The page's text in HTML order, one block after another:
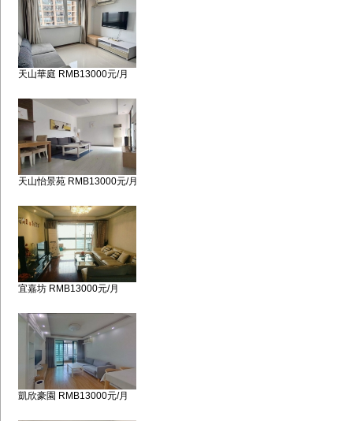
天山華庭 RMB13000元/月
天山怡景苑 RMB13000元/月
宜嘉坊 RMB13000元/月
凱欣豪園 RMB13000元/月